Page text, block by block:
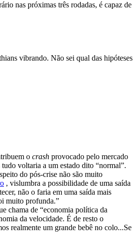
nas próximas três rodadas, é capaz de
vibrando. Não sei qual das hipóteses
o crash provocado pelo mercado
voltaria a um estado dito “normal”.
do pós-crise não são muito
, vislumbra a possibilidade de uma saída
não o faria em uma saída mais
muito profunda.”
chama de “economia política da
da velocidade. É de resto o
realmente um grande bebê no colo...Se